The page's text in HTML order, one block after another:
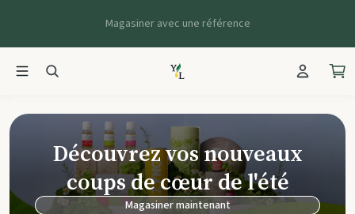
Magasiner avec une référence
Young Living
Découvrez vos nouveaux
coups de cœur de l'été
Magasiner maintenant